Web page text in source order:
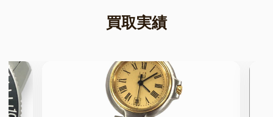
買取実績